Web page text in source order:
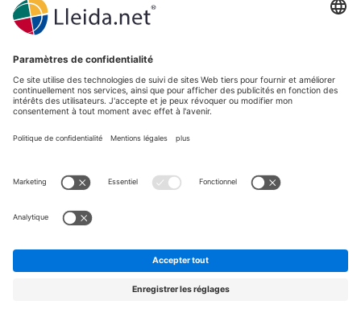
électronique certifié depuis Gmail
Lleida · Madrid · València · São Paulo · Bogotá ·
Santiago de Chile · Dubai · Santo Domingo ·
Lima
Ir a LinkedInIr a Twitter Ir a YouTubeIr a Instagram
Mentions légales
Plaintes et réclamations Canal de réclamation